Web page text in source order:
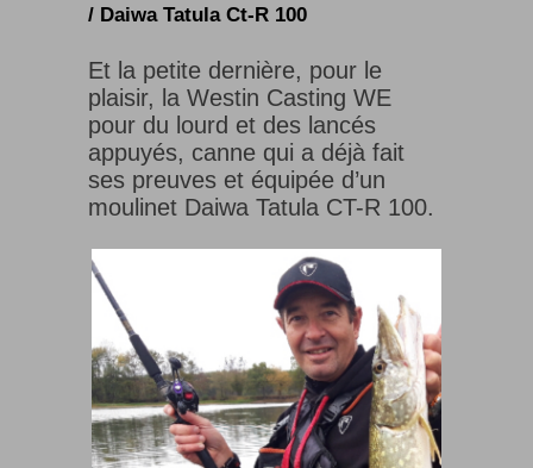
/ Daiwa Tatula Ct-R 100
Et la petite dernière, pour le
plaisir, la Westin Casting WE
pour du lourd et des lancés
appuyés, canne qui a déjà fait
ses preuves et équipée d’un
moulinet Daiwa Tatula CT-R 100.